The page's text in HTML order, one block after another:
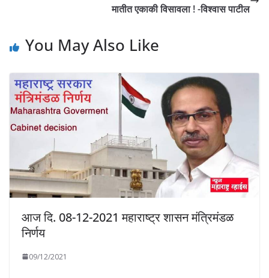
मातीत एकाकी विसावला ! -विश्वास पाटील
You May Also Like
आज दि. 08-12-2021 महाराष्ट्र शासन मंत्रिमंडळ
निर्णय
09/12/2021